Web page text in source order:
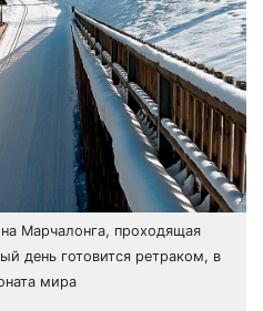
Марчалонга, проходящая
день готовится ретраком, в
мира